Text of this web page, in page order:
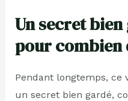
Un secret
pour combien
Pendant longtemps, ce
un secret bien gardé,